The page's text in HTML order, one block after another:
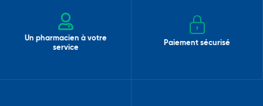
Un pharmacien à votre
service
Paiement sécurisé